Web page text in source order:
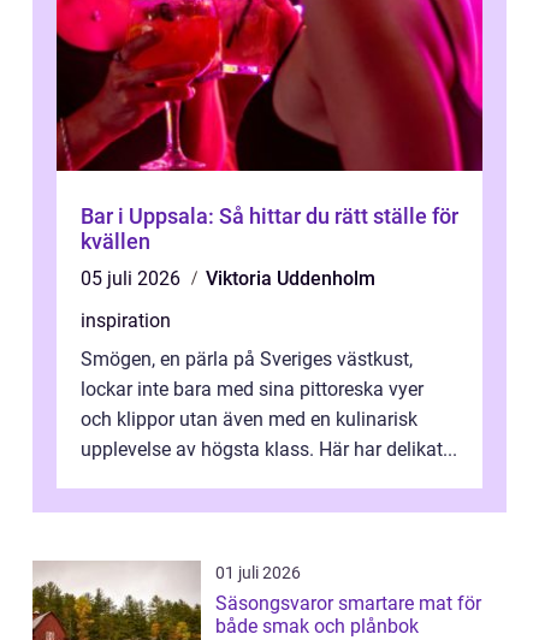
Bar i Uppsala: Så hittar du rätt ställe för
kvällen
05 juli 2026
Viktoria Uddenholm
inspiration
Smögen, en pärla på Sveriges västkust,
lockar inte bara med sina pittoreska vyer
och klippor utan även med en kulinarisk
upplevelse av högsta klass. Här har delikat...
01 juli 2026
Säsongsvaror smartare mat för
både smak och plånbok